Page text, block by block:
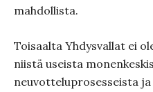
mahdollista.
Toisaalta Yhdysvallat ei
niistä useista
neuvotteluprosesseista